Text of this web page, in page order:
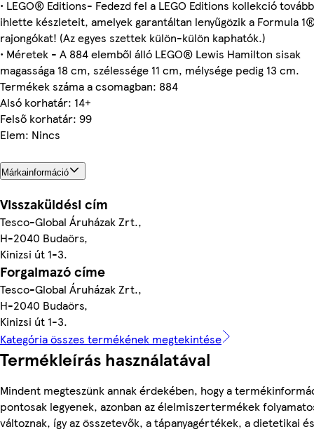
• LEGO® Editions- Fedezd fel a LEGO Editions kollekció
ihlette készleteit, amelyek garantáltan lenyűgözik a Formula
rajongókat! (Az egyes szettek külön-külön kaphatók.)
• Méretek - A 884 elemből álló LEGO® Lewis Hamilton sisak
magassága 18 cm, szélessége 11 cm, mélysége pedig 13 cm.
Termékek száma a csomagban: 884
Alsó korhatár: 14+
Felső korhatár: 99
Elem: Nincs
Márkainformáció
Visszaküldési cím
Tesco-Global Áruházak Zrt.,
H-2040 Budaörs,
Kinizsi út 1-3.
Forgalmazó címe
Tesco-Global Áruházak Zrt.,
H-2040 Budaörs,
Kinizsi út 1-3.
Kategória összes termékének megtekintése
Termékleírás használatával
Mindent megteszünk annak érdekében, hogy a
pontosak legyenek, azonban az élelmiszertermékek
változnak, így az összetevők, a tápanyagértékek, a dietetikai és